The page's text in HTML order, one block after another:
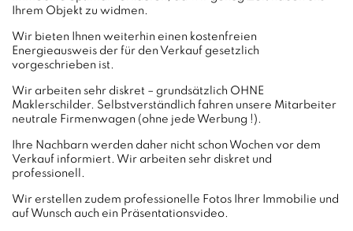
Ihrem Objekt zu widmen.
Wir bieten Ihnen weiterhin einen kostenfreien
Energieausweis der für den Verkauf gesetzlich
vorgeschrieben ist.
Wir arbeiten sehr diskret – grundsätzlich OHNE
Maklerschilder. Selbstverständlich fahren unsere Mitarbeiter
neutrale Firmenwagen (ohne jede Werbung !).
Ihre Nachbarn werden daher nicht schon Wochen vor dem
Verkauf informiert. Wir arbeiten sehr diskret und
professionell.
Wir erstellen zudem professionelle Fotos Ihrer Immobilie und
auf Wunsch auch ein Präsentationsvideo.